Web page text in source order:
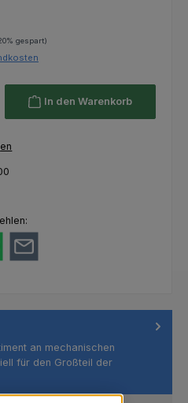
Preis:gespart)
In den Warenkorb
an mechanischen
für den Großteil der